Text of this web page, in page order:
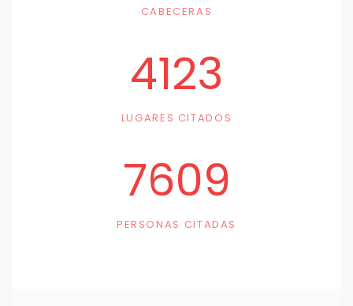
CABECERAS
4123
LUGARES CITADOS
7609
PERSONAS CITADAS